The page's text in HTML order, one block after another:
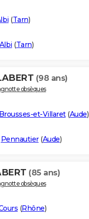
(Tarn)
Albi (Tarn)
(98 ans)
obsèques
Brousses-et-Villaret(Aude)
Pennautier(Aude)
(85 ans)
obsèques
(Rhône)